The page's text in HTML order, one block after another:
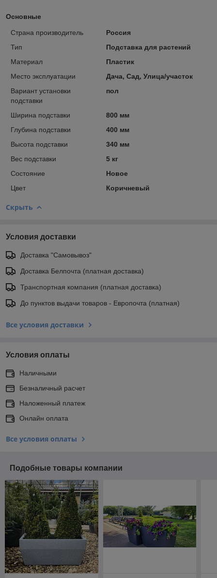
Основные
Страна производитель
Россия
Тип
Подставка для растений
Материал
Пластик
Место эксплуатации
Дача, Сад, Улица/участок
Вариант установки
подставки
пол
Ширина подставки
800 мм
Глубина подставки
400 мм
Высота подставки
340 мм
Вес подставки
5 кг
Состояние
Новое
Цвет
Коричневый
Скрыть
Условия доставки
Доставка "Самовывоз"
Доставка Белпочта (платная доставка)
Транспортная компания (платная доставка)
До пунктов выдачи товаров - Европочта (платная)
Все условия доставки
Условия оплаты
Наличными
Безналичный расчет
Наложенный платеж
Онлайн оплата
Все условия оплаты
Подобные товары компании